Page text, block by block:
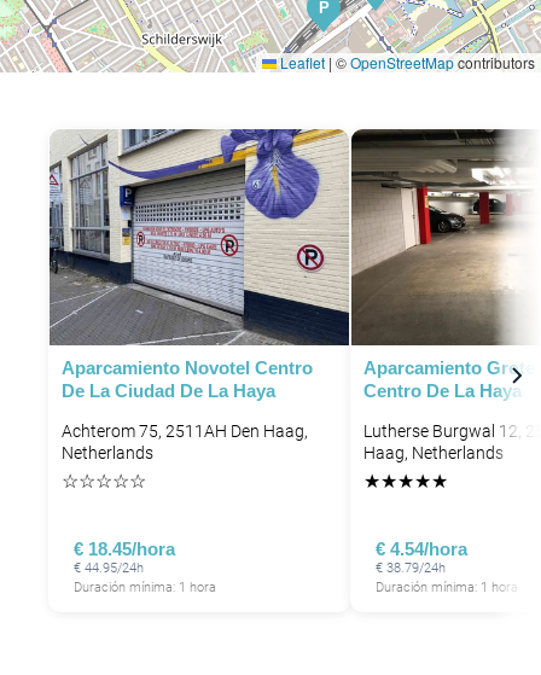
P
P
Leaflet | ©OpenStreetMapcontributors
Aparcamiento Novotel Centro
De La Ciudad De La Haya
Achterom 75, 2511AH Den Haag,
Netherlands
☆☆☆☆☆
€ 18.45/hora
€ 44.95/24h
Duración mínima: 1 hora
Aparcamiento Grote
Centro De La Haya
Lutherse Burgwal 12,
Haag, Netherlands
★★★★★
€ 4.54/hora
€ 38.79/24h
Duración mínima: 1 hora